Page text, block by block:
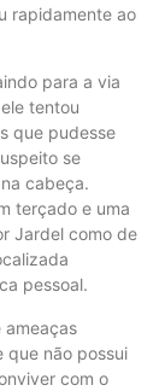
rapidamente ao
para a via
tentou
que pudesse
se
cabeça.
terçado e uma
Jardel como de
pessoal.
ameaças
que não possui
com o